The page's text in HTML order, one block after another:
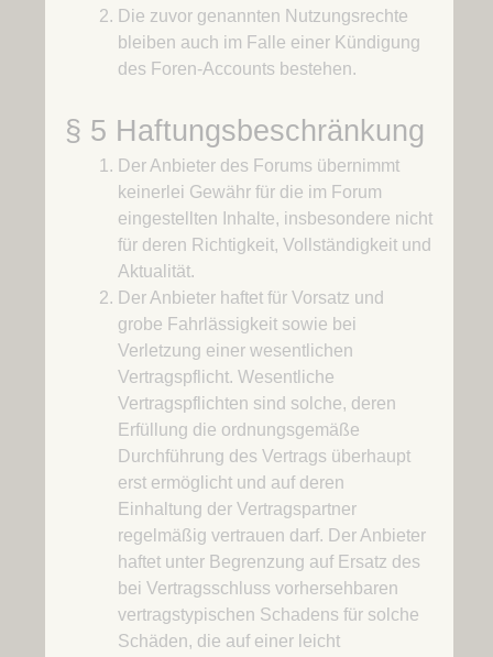
Die zuvor genannten Nutzungsrechte
bleiben auch im Falle einer Kündigung
des Foren-Accounts bestehen.
§ 5 Haftungsbeschränkung
Der Anbieter des Forums übernimmt
keinerlei Gewähr für die im Forum
eingestellten Inhalte, insbesondere nicht
für deren Richtigkeit, Vollständigkeit und
Aktualität.
Der Anbieter haftet für Vorsatz und
grobe Fahrlässigkeit sowie bei
Verletzung einer wesentlichen
Vertragspflicht. Wesentliche
Vertragspflichten sind solche, deren
Erfüllung die ordnungsgemäße
Durchführung des Vertrags überhaupt
erst ermöglicht und auf deren
Einhaltung der Vertragspartner
regelmäßig vertrauen darf. Der Anbieter
haftet unter Begrenzung auf Ersatz des
bei Vertragsschluss vorhersehbaren
vertragstypischen Schadens für solche
Schäden, die auf einer leicht